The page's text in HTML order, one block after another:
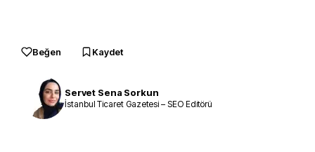
Beğen Kaydet
Servet Sena Sorkun
İstanbul Ticaret Gazetesi – SEO Editörü